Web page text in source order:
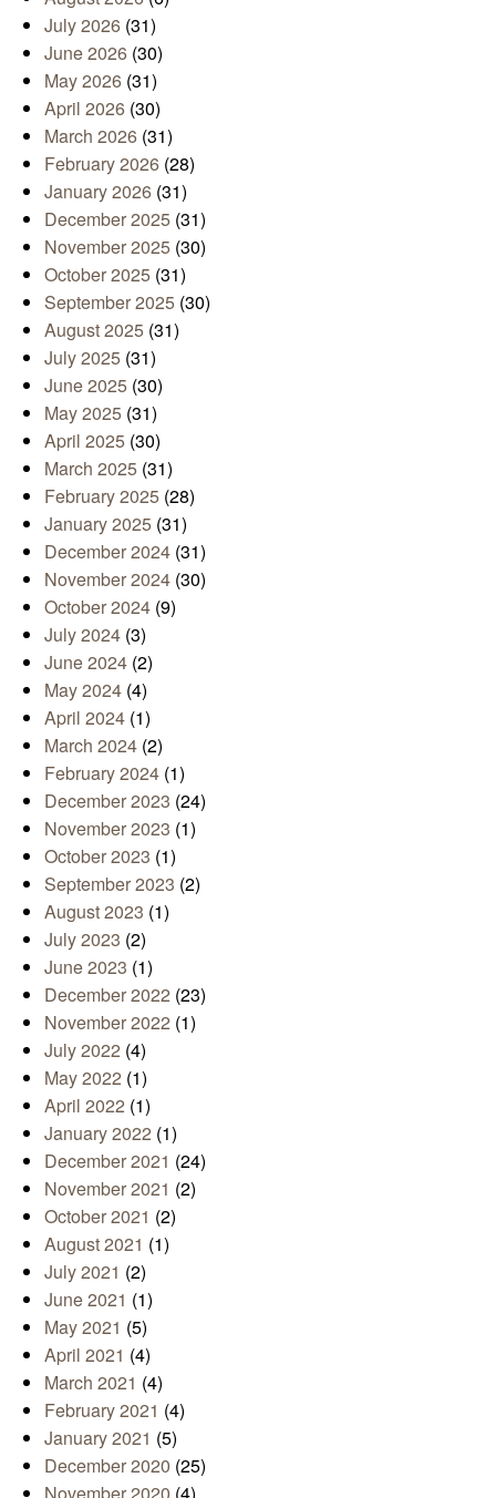
July 2026 (31)
June 2026 (30)
May 2026 (31)
April 2026 (30)
March 2026 (31)
February 2026 (28)
January 2026 (31)
December 2025 (31)
November 2025 (30)
October 2025 (31)
September 2025 (30)
August 2025 (31)
July 2025 (31)
June 2025 (30)
May 2025 (31)
April 2025 (30)
March 2025 (31)
February 2025 (28)
January 2025 (31)
December 2024 (31)
November 2024 (30)
October 2024 (9)
July 2024 (3)
June 2024 (2)
May 2024 (4)
April 2024 (1)
March 2024 (2)
February 2024 (1)
December 2023 (24)
November 2023 (1)
October 2023 (1)
September 2023 (2)
August 2023 (1)
July 2023 (2)
June 2023 (1)
December 2022 (23)
November 2022 (1)
July 2022 (4)
May 2022 (1)
April 2022 (1)
January 2022 (1)
December 2021 (24)
November 2021 (2)
October 2021 (2)
August 2021 (1)
July 2021 (2)
June 2021 (1)
May 2021 (5)
April 2021 (4)
March 2021 (4)
February 2021 (4)
January 2021 (5)
December 2020 (25)